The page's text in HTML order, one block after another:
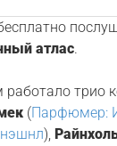
атлас.
трио
(Парфюмер:
),